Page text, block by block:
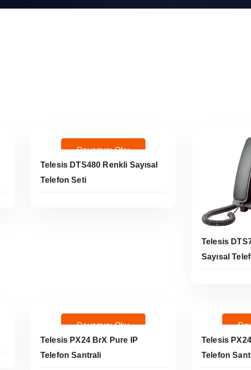
Devamını Oku
Telesis DTS480 Renkli Sayısal
Telefon Seti
Telesis
Sayısal
Devamını Oku
Telesis PX24 BrX Pure IP
Telefon Santrali
Telesis
Telefon